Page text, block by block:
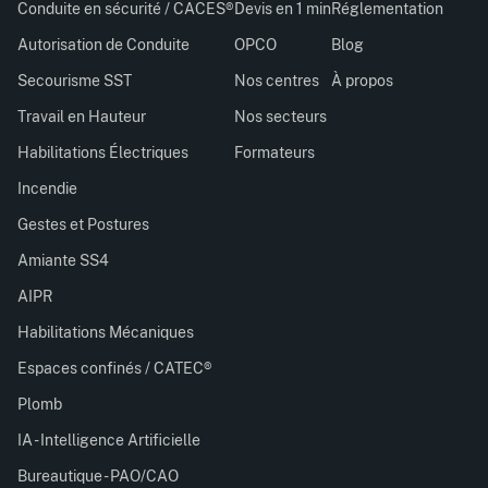
Conduite en sécurité / CACES®
Autorisation de Conduite
Secourisme SST
Travail en Hauteur
Habilitations Électriques
Incendie
Gestes et Postures
Amiante SS4
AIPR
Habilitations Mécaniques
Espaces confinés / CATEC®
Plomb
IA - Intelligence Artificielle
Bureautique - PAO/CAO
Devis en 1 min
OPCO
Nos centres
Nos secteurs
Formateurs
Réglementation
Blog
À propos